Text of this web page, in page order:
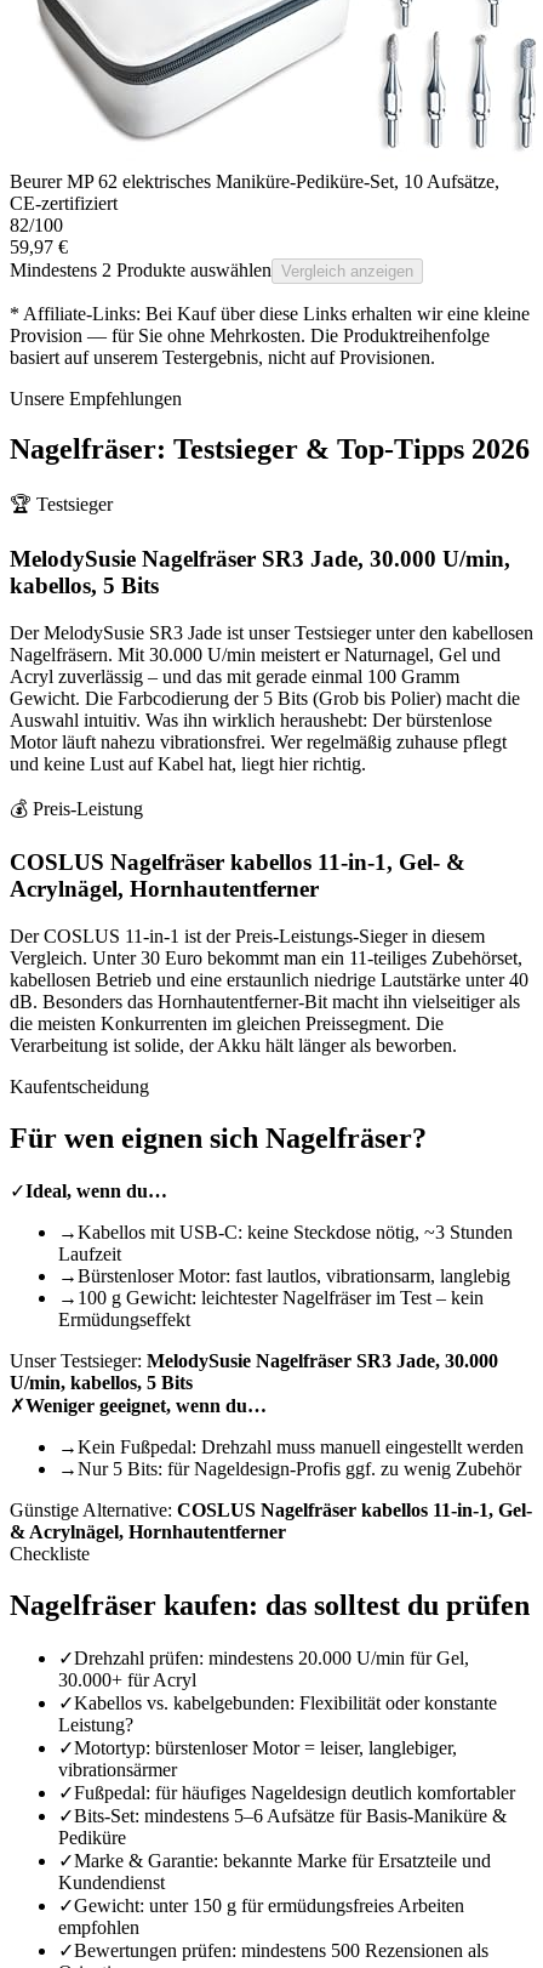
Beurer MP 62 elektrisches Maniküre-Pediküre-Set, 10 Aufsätze,
CE-zertifiziert
82/100
59,97 €
Mindestens 2 Produkte auswählen Vergleich anzeigen
* Affiliate-Links: Bei Kauf über diese Links erhalten wir eine kleine
Provision — für Sie ohne Mehrkosten. Die Produktreihenfolge
basiert auf unserem Testergebnis, nicht auf Provisionen.
Unsere Empfehlungen
Nagelfräser: Testsieger & Top-Tipps 2026
🏆 Testsieger
MelodySusie Nagelfräser SR3 Jade, 30.000 U/min,
kabellos, 5 Bits
Der MelodySusie SR3 Jade ist unser Testsieger unter den kabellosen
Nagelfräsern. Mit 30.000 U/min meistert er Naturna​gel, Gel und
Acryl zuverlässig – und das mit gerade einmal 100 Gramm
Gewicht. Die Farbcodierung der 5 Bits (Grob bis Polier) macht die
Auswahl intuitiv. Was ihn wirklich heraushebt: Der bürstenlose
Motor läuft nahezu vibrationsfrei. Wer regelmäßig zuhause pflegt
und keine Lust auf Kabel hat, liegt hier richtig.
💰 Preis-Leistung
COSLUS Nagelfräser kabellos 11-in-1, Gel- &
Acrylnägel, Hornhautentferner
Der COSLUS 11-in-1 ist der Preis-Leistungs-Sieger in diesem
Vergleich. Unter 30 Euro bekommt man ein 11-teiliges Zubehörset,
kabellosen Betrieb und eine erstaunlich niedrige Lautstärke unter 40
dB. Besonders das Hornhautentferner-Bit macht ihn vielseitiger als
die meisten Konkurrenten im gleichen Preissegment. Die
Verarbeitung ist solide, der Akku hält länger als beworben.
Kaufentscheidung
Für wen eignen sich Nagelfräser?
✓Ideal, wenn du…
→Kabellos mit USB-C: keine Steckdose nötig, ~3 Stunden
Laufzeit
→Bürstenloser Motor: fast lautlos, vibrationsarm, langlebig
→ 100 g Gewicht: leichtester Nagelfräser im Test – kein
Ermüdungseffekt
Unser Testsieger: MelodySusie Nagelfräser SR3 Jade, 30.000
U/min, kabellos, 5 Bits
✗Weniger geeignet, wenn du…
→Kein Fußpedal: Drehzahl muss manuell eingestellt werden
→Nur 5 Bits: für Nageldesign-Profis ggf. zu wenig Zubehör
Günstige Alternative: COSLUS Nagelfräser kabellos 11-in-1, Gel-
& Acrylnägel, Hornhautentferner
Checkliste
Nagelfräser kaufen: das solltest du prüfen
✓Drehzahl prüfen: mindestens 20.000 U/min für Gel,
30.000+ für Acryl
✓Kabellos vs. kabelgebunden: Flexibilität oder konstante
Leistung?
✓Motortyp: bürstenloser Motor = leiser, langlebiger,
vibrationsärmer
✓Fußpedal: für häufiges Nageldesign deutlich komfortabler
✓Bits-Set: mindestens 5–6 Aufsätze für Basis-Maniküre &
Pediküre
✓Marke & Garantie: bekannte Marke für Ersatzteile und
Kundendienst
✓Gewicht: unter 150 g für ermüdungsfreies Arbeiten
empfohlen
✓Bewertungen prüfen: mindestens 500 Rezensionen als